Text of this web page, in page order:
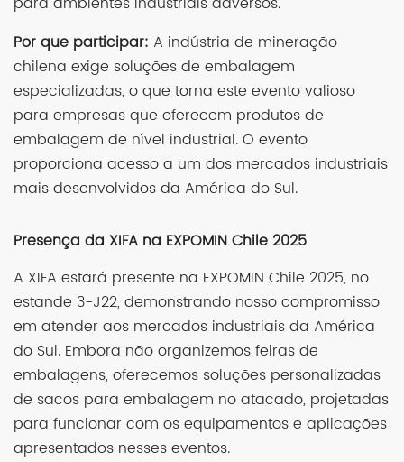
Por que participar: A indústria de mineração
chilena exige soluções de embalagem
especializadas, o que torna este evento valioso
para empresas que oferecem produtos de
embalagem de nível industrial. O evento
proporciona acesso a um dos mercados industriais
mais desenvolvidos da América do Sul.
Presença da XIFA na EXPOMIN Chile 2025
A XIFA estará presente na EXPOMIN Chile 2025, no
estande 3-J22, demonstrando nosso compromisso
em atender aos mercados industriais da América
do Sul. Embora não organizemos feiras de
embalagens, oferecemos soluções personalizadas
de sacos para embalagem no atacado, projetadas
para funcionar com os equipamentos e aplicações
apresentados nesses eventos.